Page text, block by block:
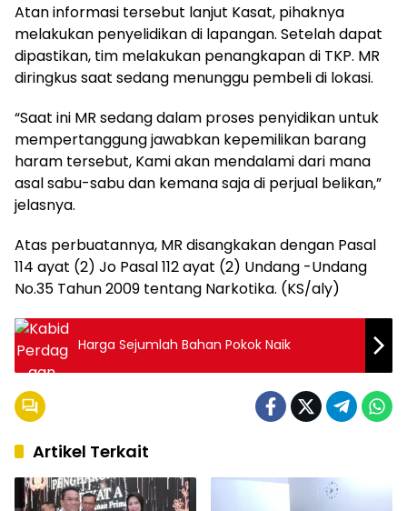
Atan informasi tersebut lanjut Kasat, pihaknya
melakukan penyelidikan di lapangan. Setelah dapat
dipastikan, tim melakukan penangkapan di TKP. MR
diringkus saat sedang menunggu pembeli di lokasi.
“Saat ini MR sedang dalam proses penyidikan untuk
mempertanggung jawabkan kepemilikan barang
haram tersebut, Kami akan mendalami dari mana
asal sabu-sabu dan kemana saja di perjual belikan,”
jelasnya.
Atas perbuatannya, MR disangkakan dengan Pasal
114 ayat (2) Jo Pasal 112 ayat (2) Undang -Undang
No.35 Tahun 2009 tentang Narkotika. (KS/aly)
Harga Sejumlah Bahan Pokok Naik
Artikel Terkait